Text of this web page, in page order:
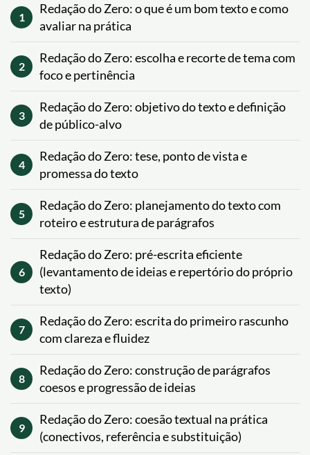
1
Redação do Zero: o que é um bom texto e como
avaliar na prática
2
Redação do Zero: escolha e recorte de tema com
foco e pertinência
3
Redação do Zero: objetivo do texto e definição
de público-alvo
4
Redação do Zero: tese, ponto de vista e
promessa do texto
5
Redação do Zero: planejamento do texto com
roteiro e estrutura de parágrafos
6
Redação do Zero: pré-escrita eficiente
(levantamento de ideias e repertório do próprio
texto)
7
Redação do Zero: escrita do primeiro rascunho
com clareza e fluidez
8
Redação do Zero: construção de parágrafos
coesos e progressão de ideias
9
Redação do Zero: coesão textual na prática
(conectivos, referência e substituição)